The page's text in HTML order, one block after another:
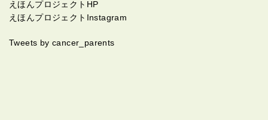
えほんプロジェクトHP
えほんプロジェクトInstagram
Tweets by cancer_parents